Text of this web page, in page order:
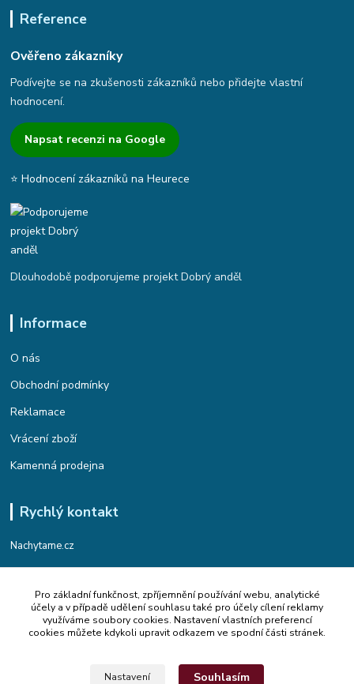
Reference
Ověřeno zákazníky
Podívejte se na zkušenosti zákazníků nebo přidejte vlastní
hodnocení.
Napsat recenzi na Google
⭐ Hodnocení zákazníků na Heurece
Dlouhodobě podporujeme projekt Dobrý anděl
Informace
O nás
Obchodní podmínky
Reklamace
Vrácení zboží
Kamenná prodejna
Rychlý kontakt
Nachytame.cz
Telefon : +420 774 912 435
(Po-Pá, 9:00-17:00 hod.)
Email : info@nachytame.cz
Pro základní funkčnost, zpříjemnění používání webu, analytické
účely a v případě udělení souhlasu také pro účely cílení reklamy
využíváme soubory cookies. Nastavení vlastních preferencí
cookies můžete kdykoli upravit odkazem ve spodní části stránek.
Nastavení Souhlasím